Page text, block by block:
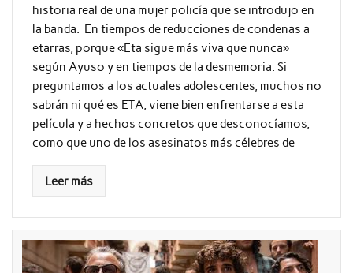
historia real de una mujer policía que se introdujo en
la banda. En tiempos de reducciones de condenas a
etarras, porque «Eta sigue más viva que nunca»
según Ayuso y en tiempos de la desmemoria. Si
preguntamos a los actuales adolescentes, muchos no
sabrán ni qué es ETA, viene bien enfrentarse a esta
película y a hechos concretos que desconocíamos,
como que uno de los asesinatos más célebres de
Leer más